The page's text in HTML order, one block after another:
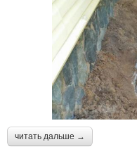
читать дальше →